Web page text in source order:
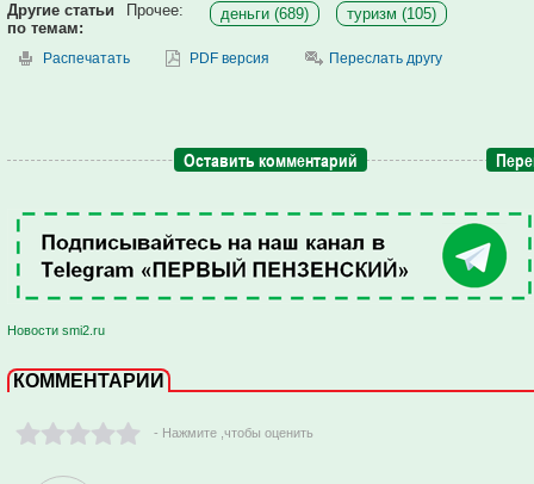
Другие статьи
по темам:
Прочее: деньги (689) туризм (105)
Распечатать PDF версия Переслать другу
Оставить комментарий
Новости smi2.ru
КОММЕНТАРИИ
- Нажмите ,чтобы оценить